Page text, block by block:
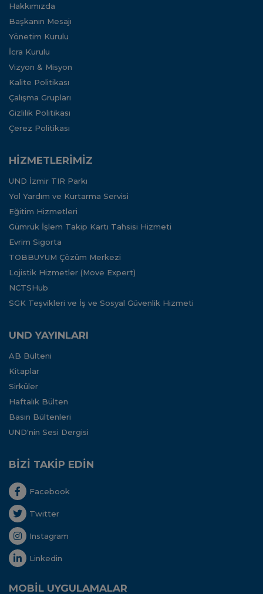
Hakkımızda
Başkanın Mesajı
Yönetim Kurulu
İcra Kurulu
Vizyon & Misyon
Kalite Politikası
Çalışma Grupları
Gizlilik Politikası
Çerez Politikası
HİZMETLERİMİZ
UND İzmir TIR Parkı
Yol Yardım ve Kurtarma Servisi
Eğitim Hizmetleri
Gümrük İşlem Takip Kartı Tahsisi Hizmeti
Evrim Sigorta
TOBBUYUM Çözüm Merkezi
Lojistik Hizmetler (Move Expert)
NCTSHub
SGK Teşvikleri ve İş ve Sosyal Güvenlik Hizmeti
UND YAYINLARI
AB Bülteni
Kitaplar
Sirküler
Haftalık Bülten
Basın Bültenleri
UND'nin Sesi Dergisi
BİZİ TAKİP EDİN
Facebook
Twitter
Instagram
Linkedin
MOBİL UYGULAMALAR